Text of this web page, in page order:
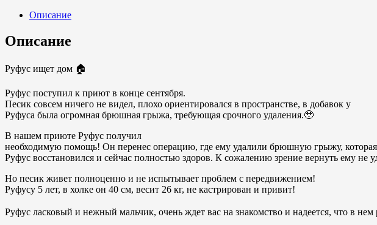
Описание
Описание
Руфус ищет дом 🏠
Руфус поступил к приют в конце сентября.
Песик совсем ничего не видел, плохо ориентировался в пространстве, в добавок у
Руфуса была огромная брюшная грыжа, требующая срочного удаления.🥹
В нашем приюте Руфус получил
необходимую помощь! Он перенес операцию, где ему удалили брюшную грыжу, которая
Руфус восстановился и сейчас полностью здоров. К сожалению зрение вернуть ему не
Но песик живет полноценно и не испытывает проблем с передвижением!
Руфусу 5 лет, в холке он 40 см, весит 26 кг, не кастрирован и привит!
Руфус ласковый и нежный мальчик, очень ждет вас на знакомство и надеется, что в